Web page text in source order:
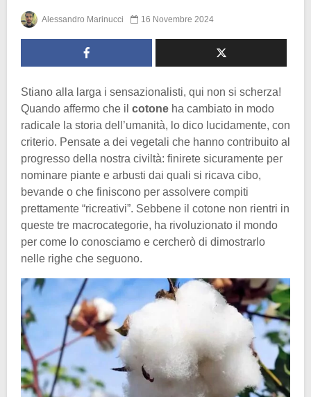
Alessandro Marinucci 16 Novembre 2024
Stiano alla larga i sensazionalisti, qui non si scherza!
Quando affermo che il cotone ha cambiato in modo
radicale la storia dell’umanità, lo dico lucidamente, con
criterio. Pensate a dei vegetali che hanno contribuito al
progresso della nostra civiltà: finirete sicuramente per
nominare piante e arbusti dai quali si ricava cibo,
bevande o che finiscono per assolvere compiti
prettamente “ricreativi”. Sebbene il cotone non rientri in
queste tre macrocategorie, ha rivoluzionato il mondo
per come lo conosciamo e cercherò di dimostrarlo
nelle righe che seguono.